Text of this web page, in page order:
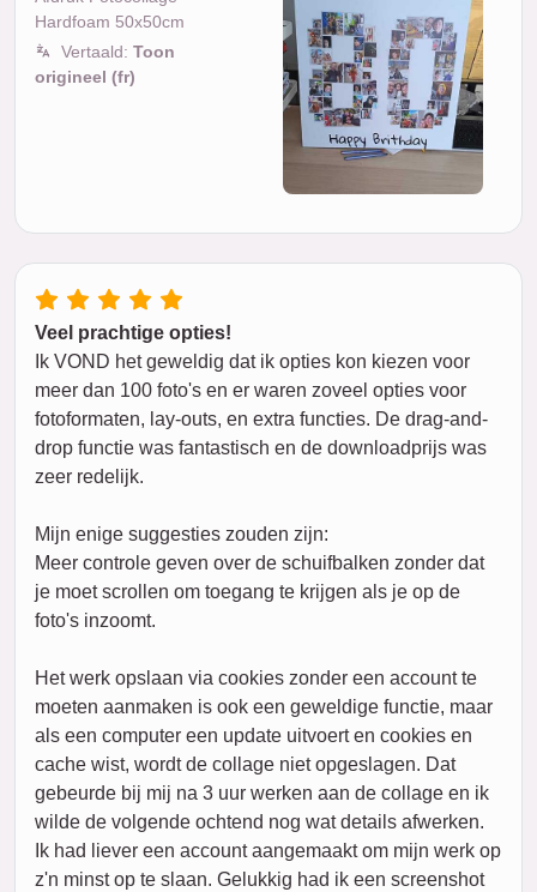
Hardfoam 50x50cm
Vertaald: Toon
origineel (fr)
Veel prachtige opties!
Ik VOND het geweldig dat ik opties kon kiezen voor
meer dan 100 foto's en er waren zoveel opties voor
fotoformaten, lay-outs, en extra functies. De drag-and-
drop functie was fantastisch en de downloadprijs was
zeer redelijk.
Mijn enige suggesties zouden zijn:
Meer controle geven over de schuifbalken zonder dat
je moet scrollen om toegang te krijgen als je op de
foto's inzoomt.
Het werk opslaan via cookies zonder een account te
moeten aanmaken is ook een geweldige functie, maar
als een computer een update uitvoert en cookies en
cache wist, wordt de collage niet opgeslagen. Dat
gebeurde bij mij na 3 uur werken aan de collage en ik
wilde de volgende ochtend nog wat details afwerken.
Ik had liever een account aangemaakt om mijn werk op
z'n minst op te slaan. Gelukkig had ik een screenshot